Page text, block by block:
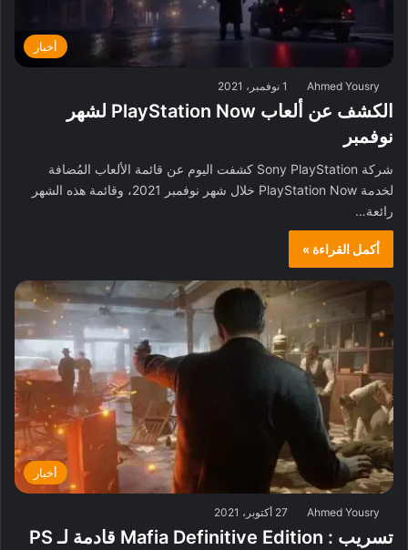
أخبار
Ahmed Yousry 1 نوفمبر، 2021
الكشف عن ألعاب PlayStation Now لشهر
نوفمبر
شركة Sony PlayStation كشفت اليوم عن قائمة الألعاب المُضافة
لخدمة PlayStation Now خلال شهر نوفمبر 2021، وقائمة هذه الشهر
رائعة…
أكمل القراءة »
أخبار
Ahmed Yousry 27 أكتوبر، 2021
تسريب : Mafia Definitive Edition قادمة لـ PS